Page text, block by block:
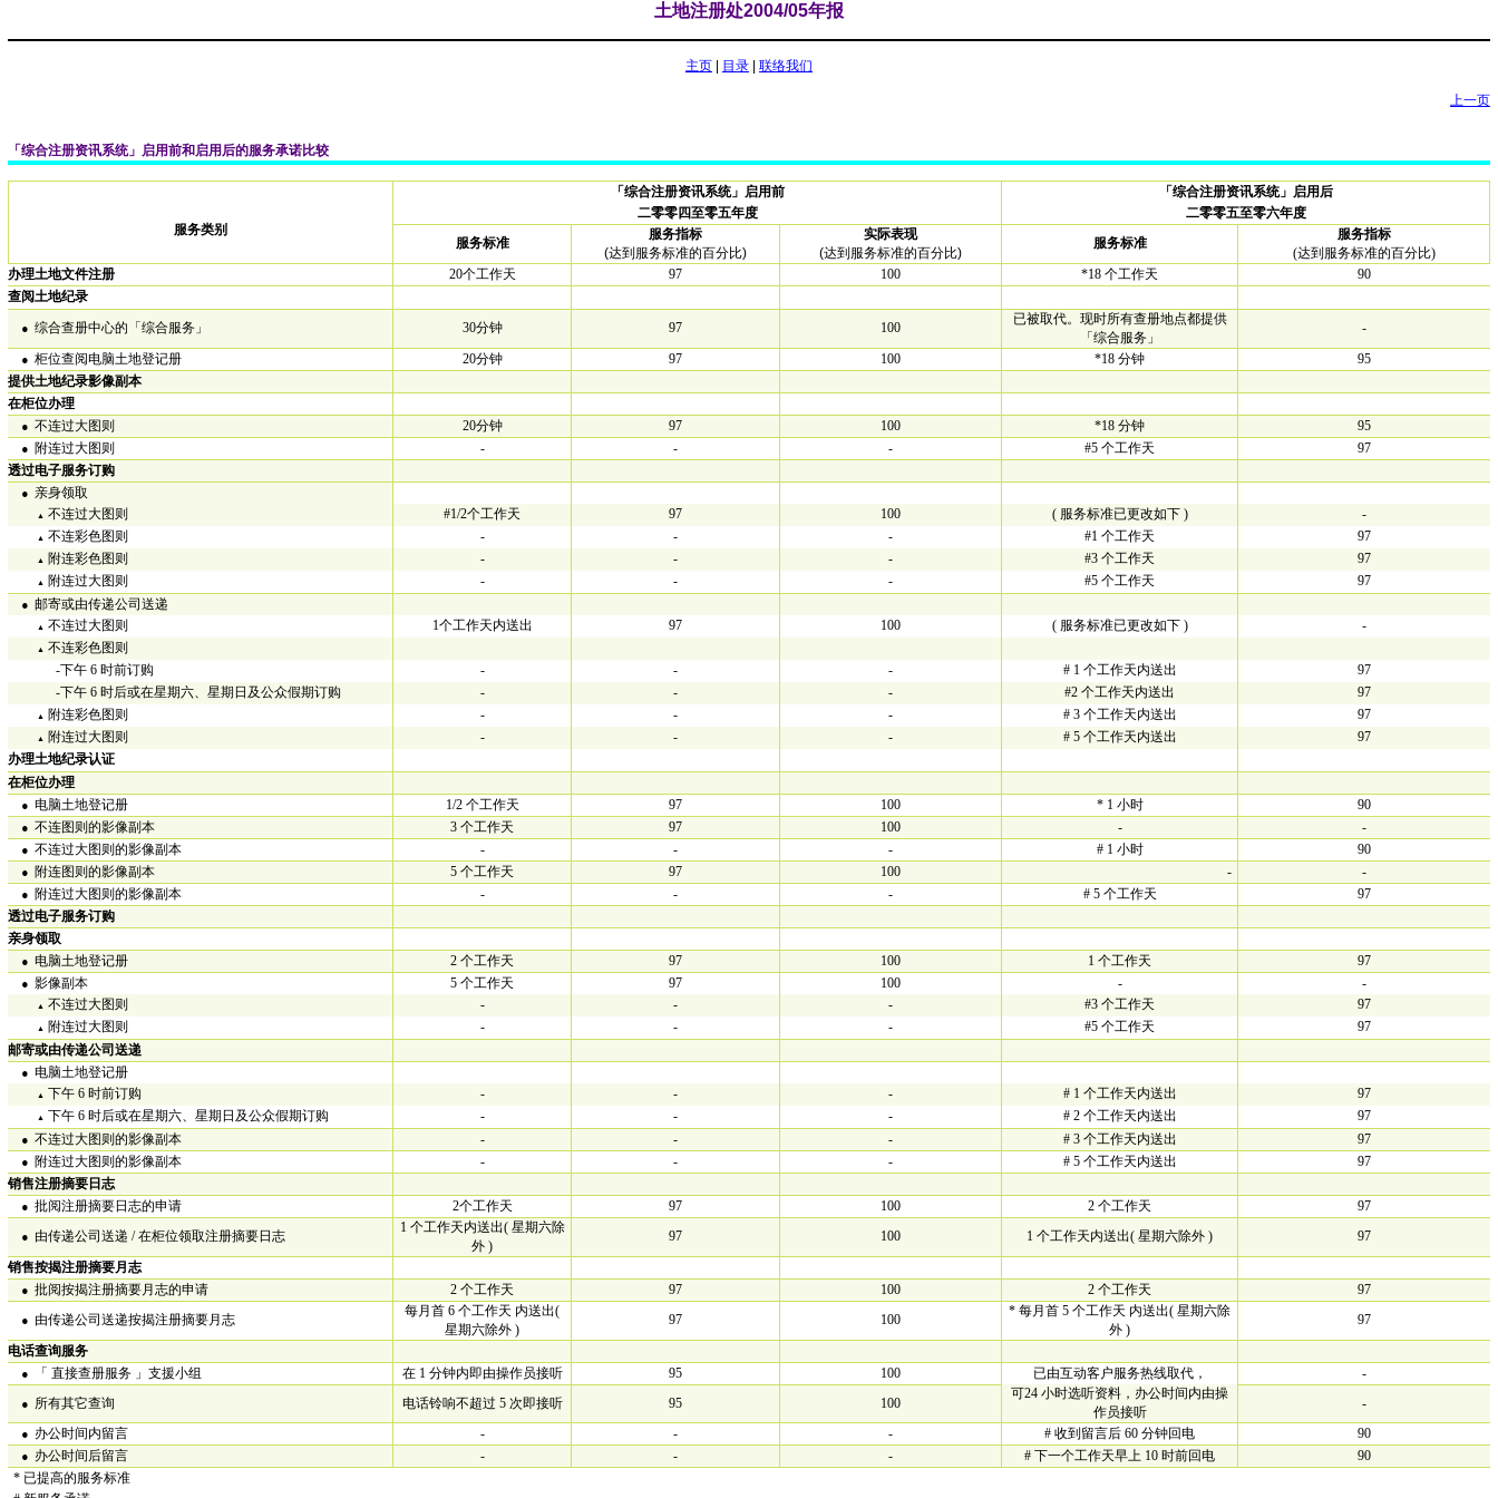
土地注册处2004/05年报
主页 目录 联络我们
上一页
「综合注册资讯系统」启用前和启用后的服务承诺比较
服务类别
「综合注册资讯系统」启用前
「综合注册资讯系统」启用后
二零零四至零五年度
二零零五至零六年度
服务标准
服务指标
(达到服务标准的百分比)
实际表现
(达到服务标准的百分比)
服务标准
服务指标
(达到服务标准的百分比)
办理土地文件注册
20个工作天 97 100 *18 个工作天
90
查阅土地纪录
• 综合查册中心的「综合服务」 30分钟 97 100
已被取代。现时所有查册地点都提供
「综合服务」
-
• 柜位查阅电脑土地登记册 20分钟 97 100 *18 分钟
95
提供土地纪录影像副本
在柜位办理
• 不连过大图则 20分钟 97 100 *18 分钟 95
• 附连过大图则 - - - #5 个工作天
97
透过电子服务订购
• 亲身领取
▲ 不连过大图则 #1/2个工作天 97 100 ( 服务标准已更改如下 ) -
▲ 不连彩色图则 - - - #1 个工作天 97
▲ 附连彩色图则 - - - #3 个工作天 97
▲ 附连过大图则 - - - #5 个工作天 97
• 邮寄或由传递公司送递
▲ 不连过大图则 1个工作天内送出 97 100 ( 服务标准已更改如下 ) -
▲
不连彩色图则
-下午 6 时前订购
- - - # 1 个工作天内送出
97
-下午 6 时后或在星期六、星期日及公众假期订购
- - - #2 个工作天内送出 97
▲ 附连彩色图则 - - - # 3 个工作天内送出 97
▲ 附连过大图则 - - - # 5 个工作天内送出
97
办理土地纪录认证
在柜位办理
• 电脑土地登记册 1/2 个工作天 97 100 * 1 小时 90
• 不连图则的影像副本 3 个工作天 97 100 - -
• 不连过大图则的影像副本 - - - # 1 小时 90
• 附连图则的影像副本 5 个工作天 97 100 - -
• 附连过大图则的影像副本 - - - # 5 个工作天
97
透过电子服务订购
亲身领取
• 电脑土地登记册 2 个工作天 97 100 1 个工作天 97
• 影像副本 5 个工作天 97 100 - -
▲ 不连过大图则 - - - #3 个工作天 97
▲ 附连过大图则 - - - #5 个工作天
97
邮寄或由传递公司送递
• 电脑土地登记册
▲ 下午 6 时前订购 - - - # 1 个工作天内送出 97
▲ 下午 6 时后或在星期六、星期日及公众假期订购 - - - # 2 个工作天内送出 97
• 不连过大图则的影像副本 - - - # 3 个工作天内送出 97
• 附连过大图则的影像副本 - - - # 5 个工作天内送出
97
销售注册摘要日志
• 批阅注册摘要日志的申请 2个工作天 97 100 2 个工作天 97
• 由传递公司送递 / 在柜位领取注册摘要日志
1 个工作天内送出( 星期六除
外 )
97 100 1 个工作天内送出( 星期六除外 )
97
销售按揭注册摘要月志
• 批阅按揭注册摘要月志的申请 2 个工作天 97 100 2 个工作天 97
• 由传递公司送递按揭注册摘要月志
每月首 6 个工作天 内送出(
星期六除外 )
97 100
* 每月首 5 个工作天 内送出( 星期六除
外 )
97
电话查询服务
• 「 直接查册服务 」支援小组 在 1 分钟内即由操作员接听 95 100 已由互动客户服务热线取代， -
• 所有其它查询 电话铃响不超过 5 次即接听 95 100
可24 小时选听资料，办公时间内由操
作员接听
-
• 办公时间内留言 - - - # 收到留言后 60 分钟回电 90
• 办公时间后留言 - - - # 下一个工作天早上 10 时前回电
90
* 已提高的服务标准